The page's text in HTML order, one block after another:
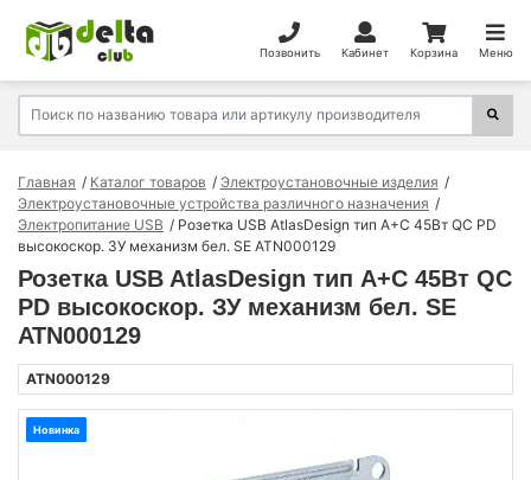
Позвонить Кабинет Корзина Меню
Главная Каталог товаров
Электроустановочные изделия
Электроустановочные устройства различного назначения
Электропитание USB
Розетка USB AtlasDesign тип A+C 45Вт QC PD
высокоскор. ЗУ механизм бел. SE ATN000129
Розетка USB AtlasDesign тип A+C 45Вт QC
PD высокоскор. ЗУ механизм бел. SE
ATN000129
ATN000129
Новинка